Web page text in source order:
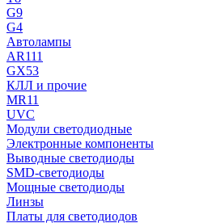
G9
G4
Автолампы
AR111
GX53
КЛЛ и прочие
MR11
UVC
Модули светодиодные
Электронные компоненты
Выводные светодиоды
SMD-светодиоды
Мощные светодиоды
Линзы
Платы для светодиодов